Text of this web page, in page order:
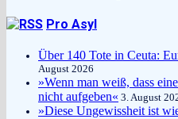
Pro Asyl
Über 140 Tote in Ceuta:
August 2026
»Wenn man weiß, dass
nicht aufgeben« 3. August
»Diese Ungewissheit ist